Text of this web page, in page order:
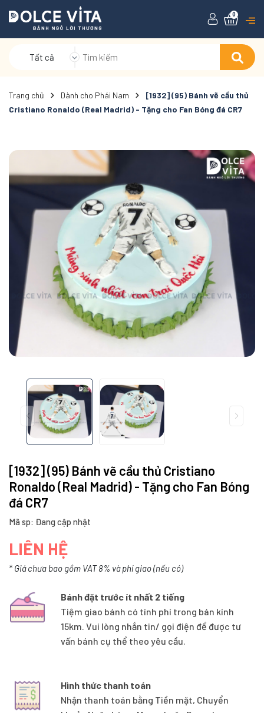
Tất cả
0
Trang chủ Dành cho Phái Nam
[1932] (95) Bánh vẽ cầu thủ
Cristiano Ronaldo (Real Madrid) - Tặng cho Fan Bóng đá CR7
[1932] (95) Bánh vẽ cầu thủ Cristiano
Ronaldo (Real Madrid) - Tặng cho Fan Bóng
đá CR7
Mã sp: Đang cập nhật
LIÊN HỆ
* Giá chưa bao gồm VAT 8% và phí giao (nếu có)
Bánh đặt trước ít nhất 2 tiếng
Tiệm giao bánh có tính phí trong bán kính
15km. Vui lòng nhắn tin/ gọi điện để được tư
vấn bánh cụ thể theo yêu cầu.
Hình thức thanh toán
Nhận thanh toán bằng Tiền mặt, Chuyển